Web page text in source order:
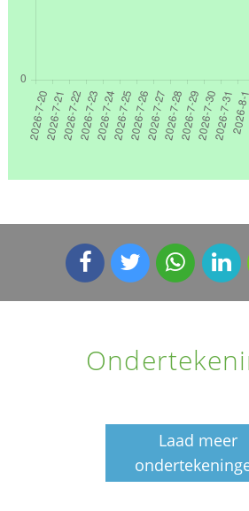
Laad meer